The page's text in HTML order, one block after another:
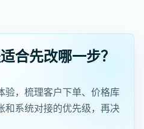
合先改哪一步？
验，梳理客户下单、价格库
和系统对接的优先级，再决